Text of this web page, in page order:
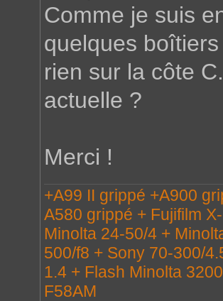
Comme je suis
quelques
rien sur la côte
actuelle ?
Merci !
+A99 II grippé +A900
A580 grippé + Fujifilm
Minolta 24-50/4 +
500/f8 + Sony 70-300/
1.4 + Flash Minolta
F58AM